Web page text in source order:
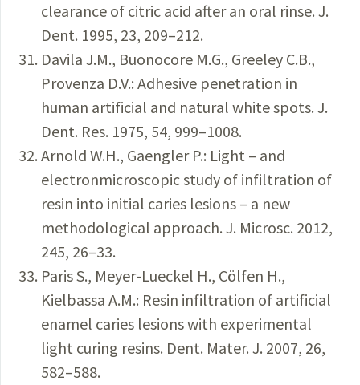
clearance of citric acid after an oral rinse. J.
Dent. 1995, 23, 209–212.
Davila J.M., Buonocore M.G., Greeley C.B.,
Provenza D.V.: Adhesive penetration in
human artificial and natural white spots. J.
Dent. Res. 1975, 54, 999–1008.
Arnold W.H., Gaengler P.: Light – and
electronmicroscopic study of infiltration of
resin into initial caries lesions – a new
methodological approach. J. Microsc. 2012,
245, 26–33.
Paris S., Meyer-Lueckel H., Cölfen H.,
Kielbassa A.M.: Resin infiltration of artificial
enamel caries lesions with experimental
light curing resins. Dent. Mater. J. 2007, 26,
582–588.